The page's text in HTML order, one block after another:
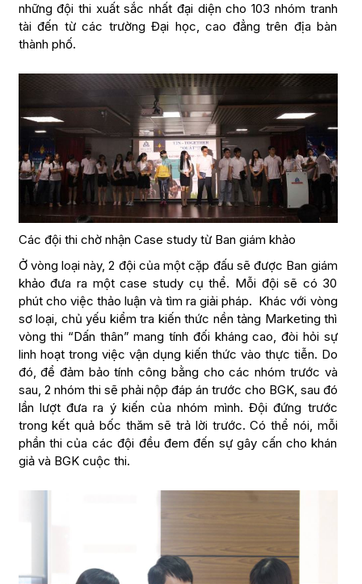
những đội thi xuất sắc nhất đại diện cho 103 nhóm tranh
tài đến từ các trường Đại học, cao đẳng trên địa bàn
thành phố.
Các đội thi chờ nhận Case study từ Ban giám khảo
Ở vòng loại này, 2 đội của một cặp đấu sẽ được Ban giám
khảo đưa ra một case study cụ thể. Mỗi đội sẽ có 30
phút cho việc thảo luận và tìm ra giải pháp. Khác với vòng
sơ loại, chủ yếu kiểm tra kiến thức nền tảng Marketing thì
vòng thi “Dấn thân” mang tính đối kháng cao, đòi hỏi sự
linh hoạt trong việc vận dụng kiến thức vào thực tiễn. Do
đó, để đảm bảo tính công bằng cho các nhóm trước và
sau, 2 nhóm thi sẽ phải nộp đáp án trước cho BGK, sau đó
lần lượt đưa ra ý kiến của nhóm mình. Đội đứng trước
trong kết quả bốc thăm sẽ trả lời trước. Có thể nói, mỗi
phần thi của các đội đều đem đến sự gây cấn cho khán
giả và BGK cuộc thi.